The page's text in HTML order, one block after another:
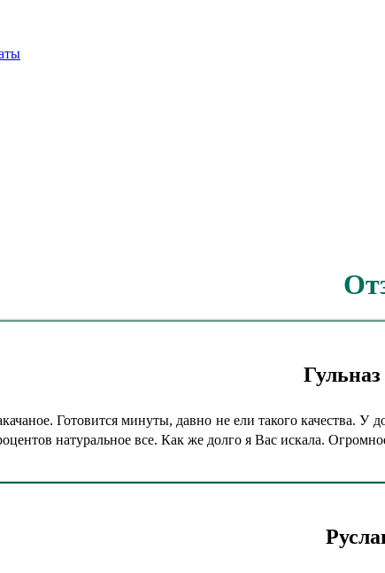
Готовится минуты, давно не ели такого качества.
натуральное все. Как же долго я Вас искала.